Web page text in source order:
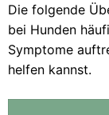
Die folgende
bei Hunden
Symptome
helfen kannst.